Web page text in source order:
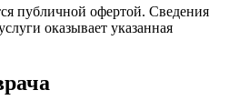
публичной офертой. Сведения
оказывает указанная